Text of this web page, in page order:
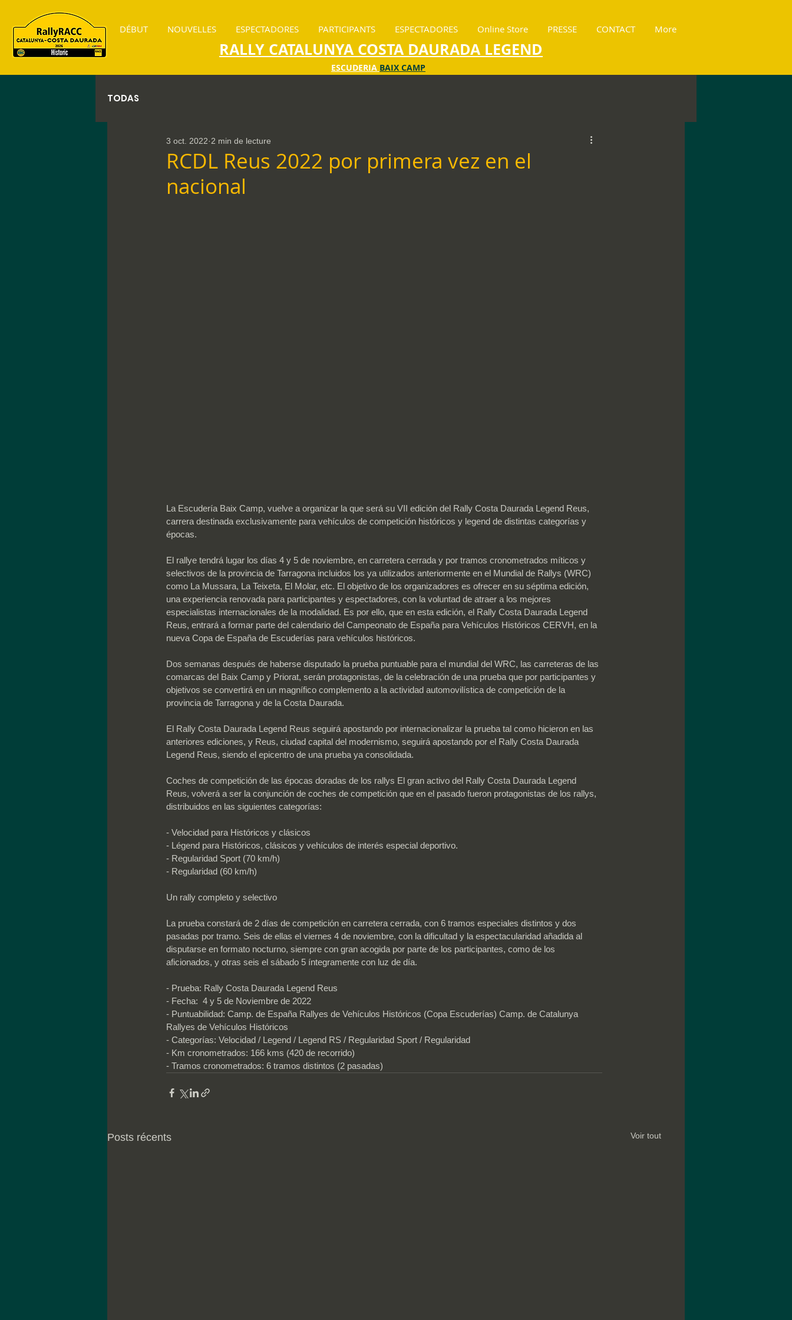
RALLY CATALUNYA COSTA DAURADA LEGEND
ESCUDERIA BAIX CAMP
DÉBUT NOUVELLES ESPECTADORES PARTICIPANTS ESPECTADORES Online Store PRESSE CONTACT More
TODAS
RCDL Reus 2022 por primera vez en el
nacional
3 oct. 2022 2 min de lecture
La Escudería Baix Camp, vuelve a organizar la que será su VII edición del Rally Costa Daurada Legend Reus,
carrera destinada exclusivamente para vehículos de competición históricos y legend de distintas categorías y
épocas.
El rallye tendrá lugar los días 4 y 5 de noviembre, en carretera cerrada y por tramos cronometrados míticos y
selectivos de la provincia de Tarragona incluidos los ya utilizados anteriormente en el Mundial de Rallys (WRC)
como La Mussara, La Teixeta, El Molar, etc. El objetivo de los organizadores es ofrecer en su séptima edición,
una experiencia renovada para participantes y espectadores, con la voluntad de atraer a los mejores
especialistas internacionales de la modalidad. Es por ello, que en esta edición, el Rally Costa Daurada Legend
Reus, entrará a formar parte del calendario del Campeonato de España para Vehículos Históricos CERVH, en la
nueva Copa de España de Escuderías para vehículos históricos.
Dos semanas después de haberse disputado la prueba puntuable para el mundial del WRC, las carreteras de las
comarcas del Baix Camp y Priorat, serán protagonistas, de la celebración de una prueba que por participantes y
objetivos se convertirá en un magnífico complemento a la actividad automovilística de competición de la
provincia de Tarragona y de la Costa Daurada.
El Rally Costa Daurada Legend Reus seguirá apostando por internacionalizar la prueba tal como hicieron en las
anteriores ediciones, y Reus, ciudad capital del modernismo, seguirá apostando por el Rally Costa Daurada
Legend Reus, siendo el epicentro de una prueba ya consolidada.
Coches de competición de las épocas doradas de los rallys El gran activo del Rally Costa Daurada Legend
Reus, volverá a ser la conjunción de coches de competición que en el pasado fueron protagonistas de los rallys,
distribuidos en las siguientes categorías:
- Velocidad para Históricos y clásicos
- Légend para Históricos, clásicos y vehículos de interés especial deportivo.
- Regularidad Sport (70 km/h)
- Regularidad (60 km/h)
Un rally completo y selectivo
La prueba constará de 2 días de competición en carretera cerrada, con 6 tramos especiales distintos y dos
pasadas por tramo. Seis de ellas el viernes 4 de noviembre, con la dificultad y la espectacularidad añadida al
disputarse en formato nocturno, siempre con gran acogida por parte de los participantes, como de los
aficionados, y otras seis el sábado 5 íntegramente con luz de día.
- Prueba: Rally Costa Daurada Legend Reus
- Fecha:  4 y 5 de Noviembre de 2022
- Puntuabilidad: Camp. de España Rallyes de Vehículos Históricos (Copa Escuderías) Camp. de Catalunya
Rallyes de Vehículos Históricos
- Categorías: Velocidad / Legend / Legend RS / Regularidad Sport / Regularidad
- Km cronometrados: 166 kms (420 de recorrido)
- Tramos cronometrados: 6 tramos distintos (2 pasadas)
Posts récents Voir tout